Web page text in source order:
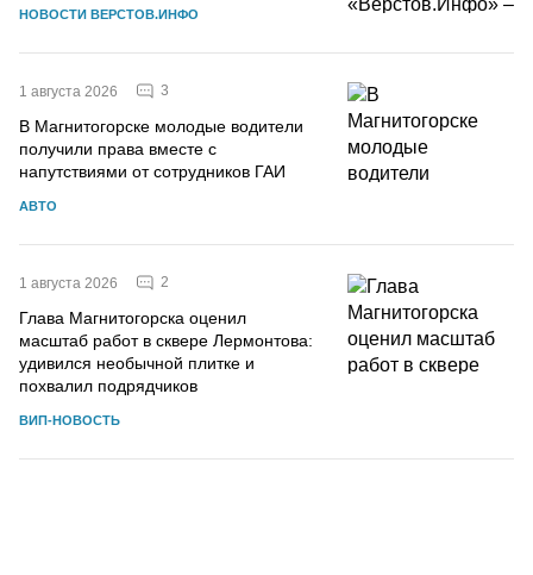
НОВОСТИ ВЕРСТОВ.ИНФО
1 августа 2026 3
В Магнитогорске молодые водители
получили права вместе с
напутствиями от сотрудников ГАИ
АВТО
1 августа 2026 2
Глава Магнитогорска оценил
масштаб работ в сквере Лермонтова:
удивился необычной плитке и
похвалил подрядчиков
ВИП-НОВОСТЬ